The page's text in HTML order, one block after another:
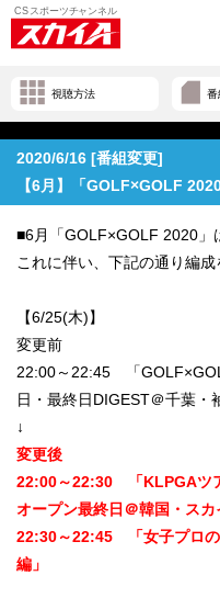
視聴方法 番
2020/6/16 [番組変更]
【6月】「GOLF×GOLF
■6月「GOLF×GOLF 2020」
これに伴い、下記の通り編成
【6/25(木)】
変更前
22:00～22:45 「
日・最終日DIGEST＠千葉・
↓
変更後
22:00～22:30 「KLPGAツ
オープン最終日＠韓国・ス
22:30～22:45 「女子プロの
編」